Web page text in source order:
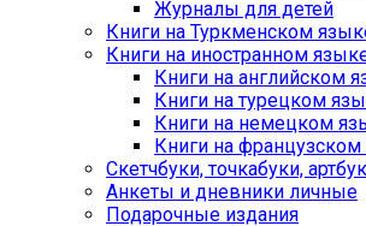
Журналы для детей
Книги на Туркменском
Книги на иностранном
Книги на английском
Книги на турецком
Книги на немецком
Книги на
Cкетчбуки, точкабуки,
Анкеты и дневники личные
Подарочные издания